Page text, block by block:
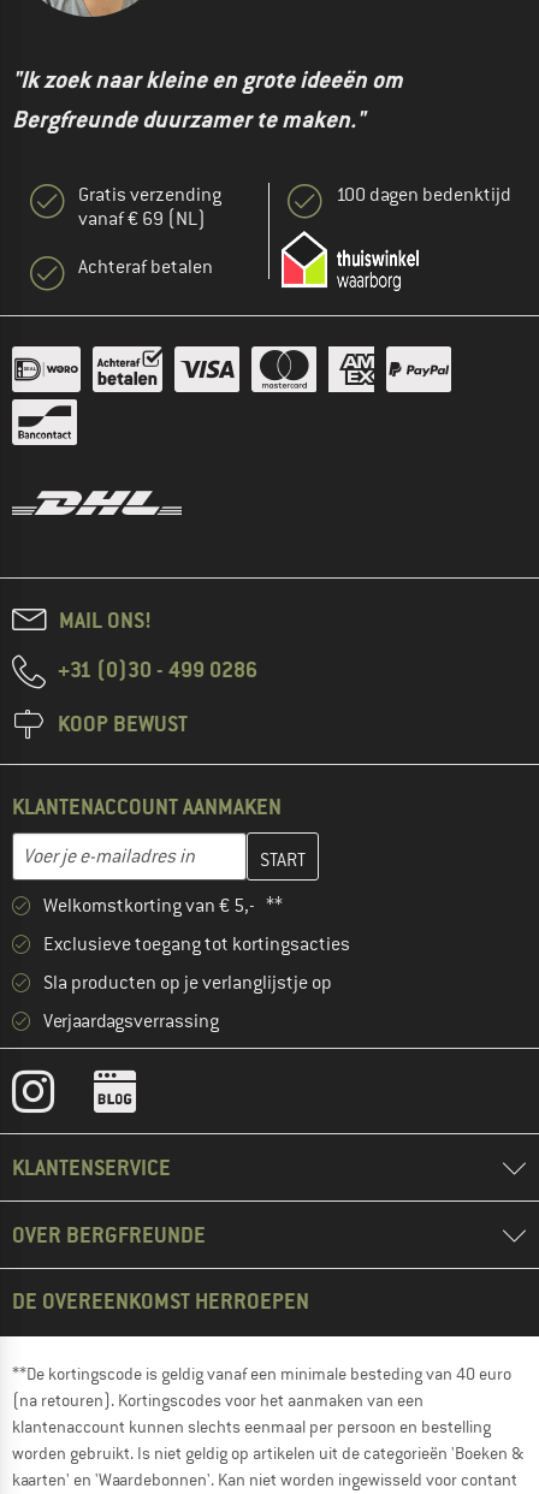
"Ik zoek naar kleine en grote ideeën om
Bergfreunde duurzamer te maken."
Gratis verzending
vanaf € 69 (NL)
Achteraf betalen
100 dagen bedenktijd
MAIL ONS!
+31 (0)30 - 499 0286
KOOP BEWUST
KLANTENACCOUNT AANMAKEN
E-mailadres
Vul je e-mailadres hier in en maak in de volgende stap je
Welkomstkorting van € 5,- **
Exclusieve toegang tot kortingsacties
Sla producten op je verlanglijstje op
Verjaardagsverrassing
KLANTENSERVICE
OVER BERGFREUNDE
DE OVEREENKOMST HERROEPEN
**De kortingscode is geldig vanaf een minimale besteding van 40 euro
(na retouren). Kortingscodes voor het aanmaken van een
klantenaccount kunnen slechts eenmaal per persoon en bestelling
worden gebruikt. Is niet geldig op artikelen uit de categorieën 'Boeken &
kaarten' en 'Waardebonnen'. Kan niet worden ingewisseld voor contant